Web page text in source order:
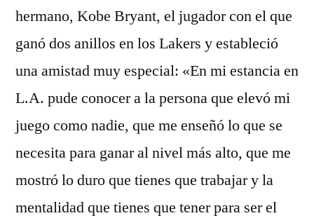
hermano, Kobe Bryant, el jugador con el que
ganó dos anillos en los Lakers y estableció
una amistad muy especial: «En mi estancia en
L.A. pude conocer a la persona que elevó mi
juego como nadie, que me enseñó lo que se
necesita para ganar al nivel más alto, que me
mostró lo duro que tienes que trabajar y la
mentalidad que tienes que tener para ser el